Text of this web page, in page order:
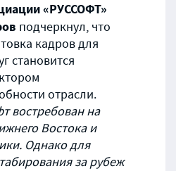
«РУССОФТ»
подчеркнул, что
кадров для
становится
отрасли.
востребован на
Востока и
Однако для
за рубеж